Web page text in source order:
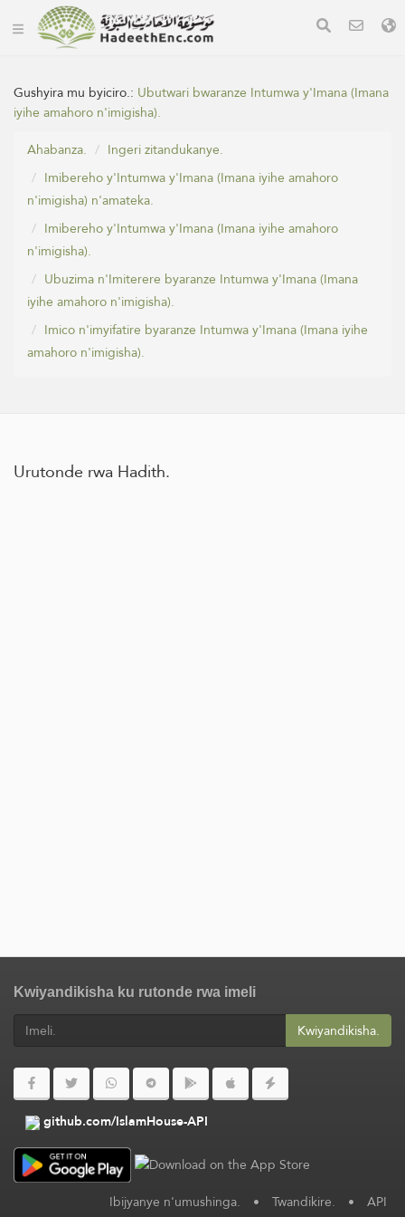
Gushyira mu byiciro.: Ubutwari bwaranze Intumwa y'Imana (Imana
iyihe amahoro n'imigisha).
Ahabanza.
Ingeri zitandukanye.
Imibereho y'Intumwa y'Imana (Imana iyihe amahoro
n'imigisha) n'amateka.
Imibereho y'Intumwa y'Imana (Imana iyihe amahoro
n'imigisha).
Ubuzima n'Imiterere byaranze Intumwa y'Imana (Imana
iyihe amahoro n'imigisha).
Imico n'imyifatire byaranze Intumwa y'Imana (Imana iyihe
amahoro n'imigisha).
Urutonde rwa Hadith.
Kwiyandikisha ku rutonde rwa imeli
Kwiyandikisha.
github.com/IslamHouse-API
Ibijyanye n'umushinga. • Twandikire. • API